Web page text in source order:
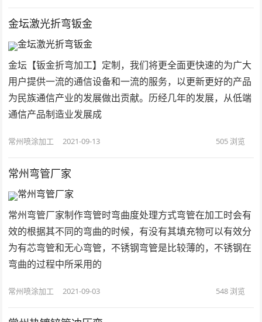
金坛激光折弯钣金
金坛【钣金折弯加工】定制，我们将更全面更快速的为广大
用户提供一流的通信设备和一流的服务，以更新更好的产品
为民族通信产业的发展做出贡献。历经几年的发展，从低端
通信产品制造业发展成
常州喷涂加工 2021-09-13 505浏览
常州弯管厂家
常州弯管厂家制作弯管时弯曲度处理方式弯管在加工时会有
效的根据其不同的弯曲的时候，有没有其填充物可以有效分
为有芯弯管和无心弯管，不锈钢弯管是比较薄的，不锈钢在
弯曲的过程中所采用的
常州喷涂加工 2021-09-03 548浏览